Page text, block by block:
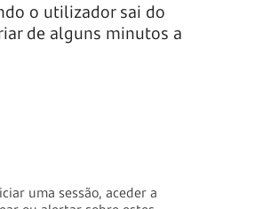
o utilizador sai do
de alguns minutos a
uma sessão, aceder a